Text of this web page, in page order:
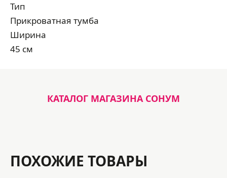
Тип
Прикроватная тумба
Ширина
45 см
КАТАЛОГ МАГАЗИНА СОНУМ
ПОХОЖИЕ ТОВАРЫ